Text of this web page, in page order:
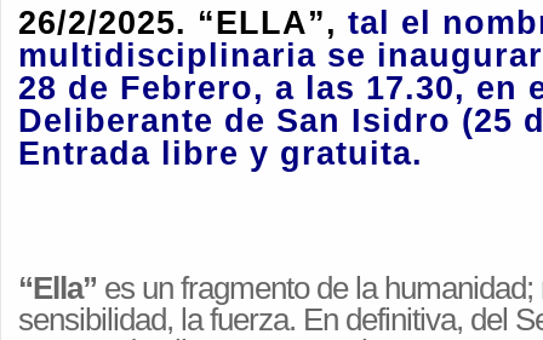
26/2/2025. “ELLA”, tal el
multidisciplinaria se
28 de Febrero, a las 17.30, en
Deliberante de San Isidro (25
Entrada libre y gratuita.
“Ella” es un fragmento de la
sensibilidad, la fuerza. En definitiva, del